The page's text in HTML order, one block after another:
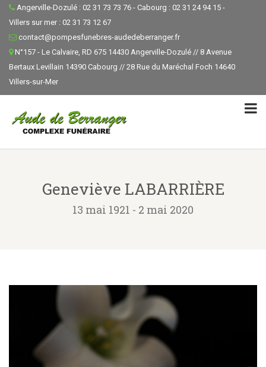
Angerville-Dozulé : 02 31 73 73 76 - Cabourg : 02 31 24 94 15 -
Villers sur mer : 02 31 73 12 67
contact@pompesfunebres-audedeberranger.fr
N°157 - Le Calvaire, RD 675 14430 Angerville-Dozulé // 8 Avenue
Bertaux Levillain 14390 Cabourg // 28 Rue du Maréchal Foch 14640
Villers-sur-Mer
Geneviève LABARRIÈRE
13 mai 1921 - 2 mai 2020